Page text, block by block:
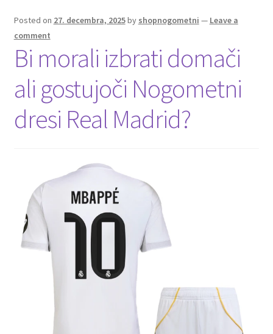
Košarica
Moj račun
Trgovina
Zaključek nakupa
Posted on 27. decembra, 2025by shopnogometni — Leave a
comment
Bi morali izbrati domači
ali gostujoči Nogometni
dresi Real Madrid?